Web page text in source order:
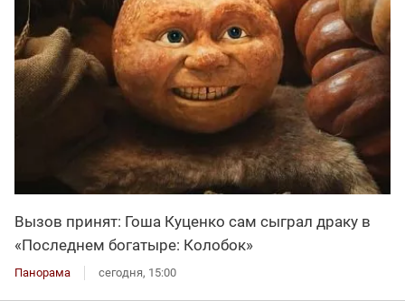
Вызов принят: Гоша Куценко сам сыграл драку в
«Последнем богатыре: Колобок»
Панорама сегодня, 15:00